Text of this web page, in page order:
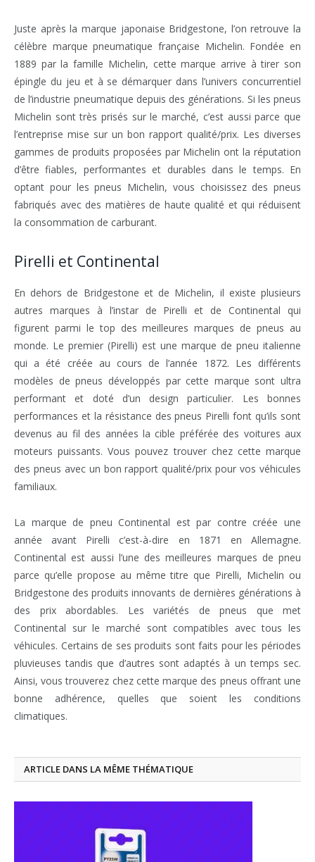
Juste après la marque japonaise Bridgestone, l’on retrouve la
célèbre marque pneumatique française Michelin. Fondée en
1889 par la famille Michelin, cette marque arrive à tirer son
épingle du jeu et à se démarquer dans l’univers concurrentiel
de l’industrie pneumatique depuis des générations. Si les pneus
Michelin sont très prisés sur le marché, c’est aussi parce que
l’entreprise mise sur un bon rapport qualité/prix. Les diverses
gammes de produits proposées par Michelin ont la réputation
d’être fiables, performantes et durables dans le temps. En
optant pour les pneus Michelin, vous choisissez des pneus
fabriqués avec des matières de haute qualité et qui réduisent
la consommation de carburant.
Pirelli et Continental
En dehors de Bridgestone et de Michelin, il existe plusieurs
autres marques à l’instar de Pirelli et de Continental qui
figurent parmi le top des meilleures marques de pneus au
monde. Le premier (Pirelli) est une marque de pneu italienne
qui a été créée au cours de l’année 1872. Les différents
modèles de pneus développés par cette marque sont ultra
performant et doté d’un design particulier. Les bonnes
performances et la résistance des pneus Pirelli font qu’ils sont
devenus au fil des années la cible préférée des voitures aux
moteurs puissants. Vous pouvez trouver chez cette marque
des pneus avec un bon rapport qualité/prix pour vos véhicules
familiaux.
La marque de pneu Continental est par contre créée une
année avant Pirelli c’est-à-dire en 1871 en Allemagne.
Continental est aussi l’une des meilleures marques de pneu
parce qu’elle propose au même titre que Pirelli, Michelin ou
Bridgestone des produits innovants de dernières générations à
des prix abordables. Les variétés de pneus que met
Continental sur le marché sont compatibles avec tous les
véhicules. Certains de ses produits sont faits pour les périodes
pluvieuses tandis que d’autres sont adaptés à un temps sec.
Ainsi, vous trouverez chez cette marque des pneus offrant une
bonne adhérence, quelles que soient les conditions
climatiques.
ARTICLE DANS LA MÊME THÉMATIQUE